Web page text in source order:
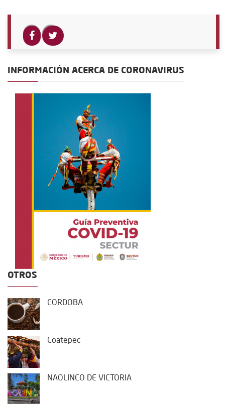
INFORMACIÓN ACERCA DE CORONAVIRUS
OTROS
CORDOBA
Coatepec
NAOLINCO DE VICTORIA